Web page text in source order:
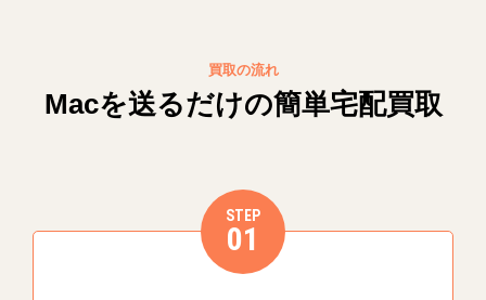
買取の流れ
Macを送るだけの簡単宅配買取
STEP
01